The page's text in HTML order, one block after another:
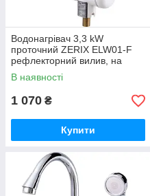
Водонагрівач 3,3 kW
проточний ZERIX ELW01-F
рефлекторний вилив, на
мийку (ZX3076)
В наявності
1 070 ₴
Купити